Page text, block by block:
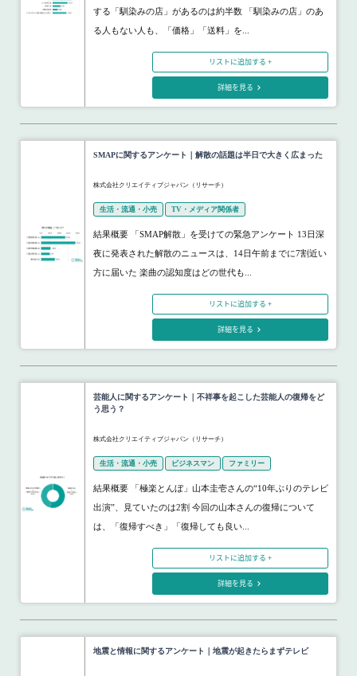
する「馴染みの店」があるのは約半数 「馴染みの店」のあ
る人もない人も、「価格」「送料」を...
リストに追加する +
詳細を見る
SMAPに関するアンケート｜解散の話題は半日で大きく広まった
株式会社クリエイティブジャパン（リサーチ）
生活・流通・小売 TV・メディア関係者
結果概要 「SMAP解散」を受けての緊急アンケート 13日深
夜に発表された解散のニュースは、14日午前までに7割近い
方に届いた 楽曲の認知度はどの世代も...
リストに追加する +
詳細を見る
芸能人に関するアンケート｜不祥事を起こした芸能人の復帰をど
う思う？
株式会社クリエイティブジャパン（リサーチ）
生活・流通・小売 ビジネスマン ファミリー
結果概要 「極楽とんぼ」山本圭壱さんの“10年ぶりのテレビ
出演”、見ていたのは2割 今回の山本さんの復帰について
は、「復帰すべき」「復帰しても良い...
リストに追加する +
詳細を見る
地震と情報に関するアンケート｜地震が起きたらまずテレビ